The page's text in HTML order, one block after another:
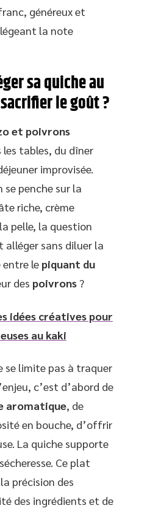
généreux et
la note
sa quiche au
le goût ?
et poivrons
les tables, du dîner
improvisée.
se penche sur la
riche, crème
pelle, la question
alléger sans diluer la
entre le piquant du
des poivrons?
idées créatives pour
au kaki
se limite pas à traquer
c’est d’abord de
aromatique, de
en bouche, d’offrir
La quiche supporte
Ce plat
précision des
des ingrédients et de